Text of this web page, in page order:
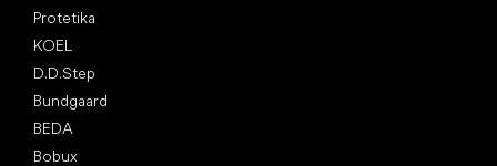
Protetika
KOEL
D.D.Step
Bundgaard
BEDA
Bobux